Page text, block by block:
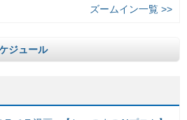
ズームイン一覧 >>
ジュール